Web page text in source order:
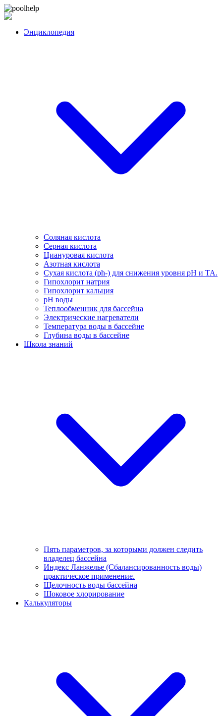
Перейти
к
poolhelp
Энциклопедия
Соляная кислота
Серная кислота
Циануровая кислота
Азотная кислота
Сухая кислота (ph-) для снижения уровня pH и TA.
Гипохлорит натрия
Гипохлорит кальция
pH воды
Теплообменник для бассейна
Электрические нагреватели
Температура воды в бассейне
Глубина воды в бассейне
Школа знаний
Пять параметров, за которыми должен следить
владелец бассейна
Индекс Ланжелье (Сбалансированность воды)
практическое применение.
Щелочность воды бассейна
Шоковое хлорирование
Калькуляторы